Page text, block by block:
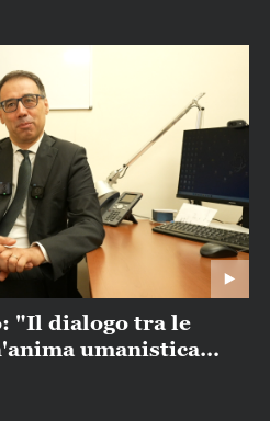
"Il dialogo tra le
umanistica
artificiale"